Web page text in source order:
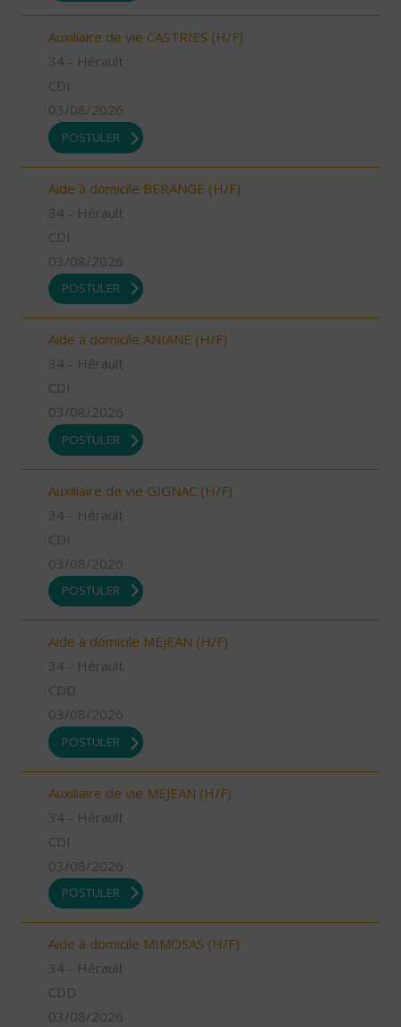
Auxiliaire de vie CASTRIES (H/F)
34 - Hérault
CDI
03/08/2026
POSTULER
Aide à domicile BERANGE (H/F)
34 - Hérault
CDI
03/08/2026
POSTULER
Aide à domicile ANIANE (H/F)
34 - Hérault
CDI
03/08/2026
POSTULER
Auxiliaire de vie GIGNAC (H/F)
34 - Hérault
CDI
03/08/2026
POSTULER
Aide à domicile MEJEAN (H/F)
34 - Hérault
CDD
03/08/2026
POSTULER
Auxiliaire de vie MEJEAN (H/F)
34 - Hérault
CDI
03/08/2026
POSTULER
Aide à domicile MIMOSAS (H/F)
34 - Hérault
CDD
03/08/2026